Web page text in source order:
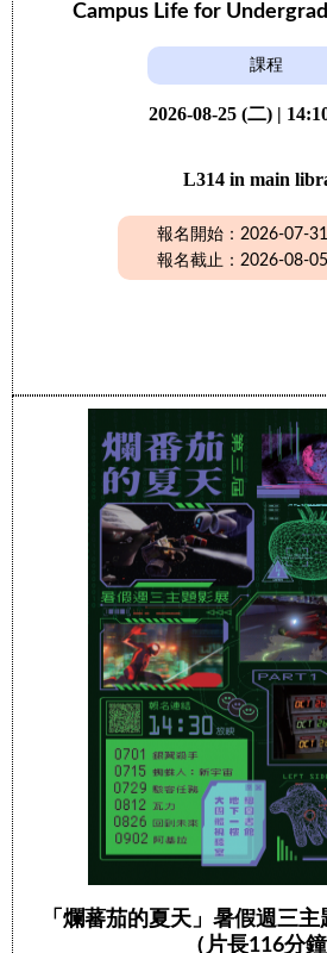
Campus Life for
課程
2026-08-25 (二) |
L314 in main
報名開始：2026-07-
報名截止：2026-08-
「爛蕃茄的夏天」暑假週三
（片長116分鐘